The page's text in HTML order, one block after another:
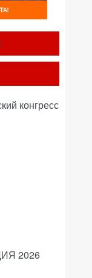
конгресс
2026